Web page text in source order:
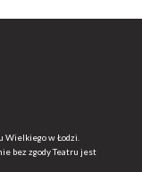
Wielkiego w Łodzi.
bez zgody Teatru jest